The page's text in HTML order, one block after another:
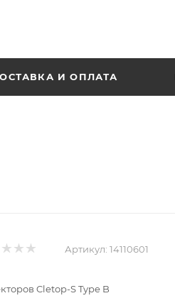
И ОПЛАТА
Артикул: 14110601
Cletop-S Type B